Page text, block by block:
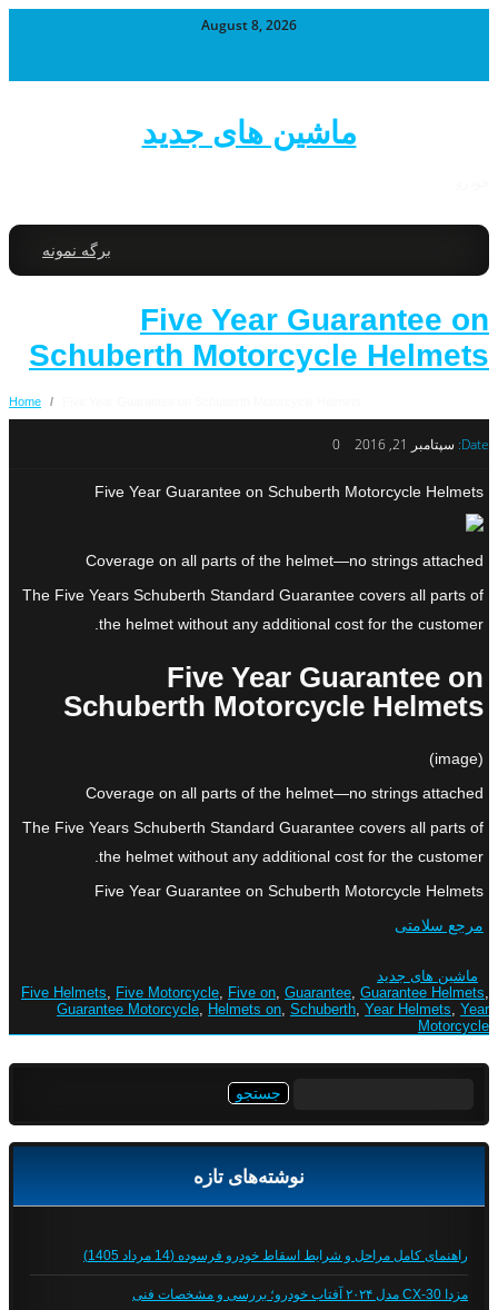
August 8, 2026
ماشین های جدید
برگه نمونه
Five Year Guarantee on
Schuberth Motorcycle Helmets
Home /
Date: سپتامبر 21, 2016 0
Five Year Guarantee on Schuberth Motorcycle Helmets
Coverage on all parts of the helmet—no strings attached
The Five Years Schuberth Standard Guarantee covers all parts of
the helmet without any additional cost for the customer.
Five Year Guarantee on
Schuberth Motorcycle Helmets
(image)
Coverage on all parts of the helmet—no strings attached
The Five Years Schuberth Standard Guarantee covers all parts of
the helmet without any additional cost for the customer.
Five Year Guarantee on Schuberth Motorcycle Helmets
مرجع سلامتی
ماشین های جدید
Five Helmets, Five Motorcycle, Five on, Guarantee, Guarantee Helmets,
Guarantee Motorcycle, Helmets on, Schuberth, Year Helmets, Year
Motorcycle
نوشته‌های تازه
راهنمای کامل مراحل و شرایط اسقاط خودرو فرسوده (14 مرداد 1405)
مزدا CX-30 مدل ۲۰۲۴ آفتاب خودرو؛ بررسی و مشخصات فنی